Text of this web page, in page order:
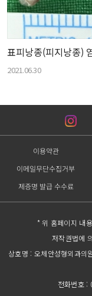
표피낭종(피지낭종)
2021.06.30
이용약관
이메일무단수집거부
제증명 발급 수수료
* 위 홈페이지 내
저작권법에
상호명 : 오체안성형외과의
전화번호 :